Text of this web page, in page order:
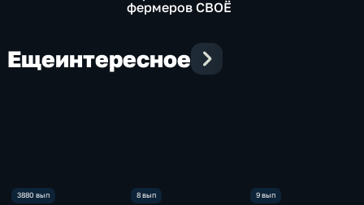
фермеров СВОЁ
Ещеинтересное